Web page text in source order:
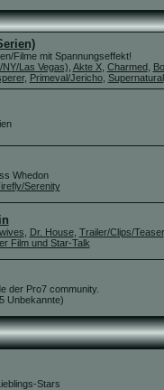
Filme mit Spannungseffekt!
NY/Las Vegas) Akte X, Charmed,
, Primeval/Jericho, Supernatural
Whedon
Serenity
Dr. House, Trailer/Clips/Teaser
Film und Star-Talk
der Pro7 community.
Unbekannte)
Stars